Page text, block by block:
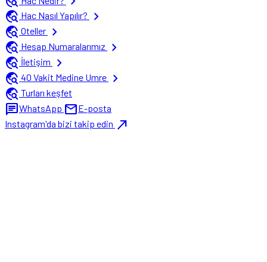
travel_explore Hac Nasıl Yapılır?
chevron_right
travel_explore Oteller chevron_right
travel_explore Hesap Numaralarımız
chevron_right
travel_explore İletişim
chevron_right
travel_explore 40 Vakit Medine Umre chevron_right
travel_explore Turları keşfet
chatWhatsApp mailE-posta
Instagram'da bizi takip edin north_east